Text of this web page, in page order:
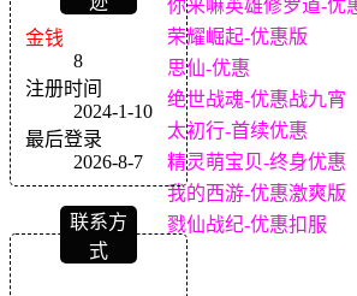
金钱
8
注册时间
2024-1-10
最后登录
2026-8-7
联系方
式
你来嘛英雄修罗道-优
荣耀崛起-优惠版
思仙-优惠
绝世战魂-优惠战九宵
太初行-首续优惠
精灵萌宝贝-终身优惠
我的西游-优惠激爽版
戮仙战纪-优惠扣服